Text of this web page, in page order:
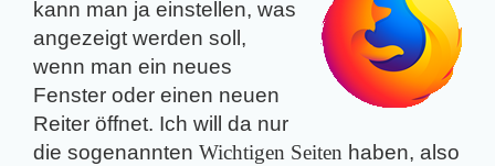
kann man ja einstellen, was
angezeigt werden soll,
wenn man ein neues
Fenster oder einen neuen
Reiter öffnet. Ich will da nur
die sogenannten Wichtigen Seiten haben, also